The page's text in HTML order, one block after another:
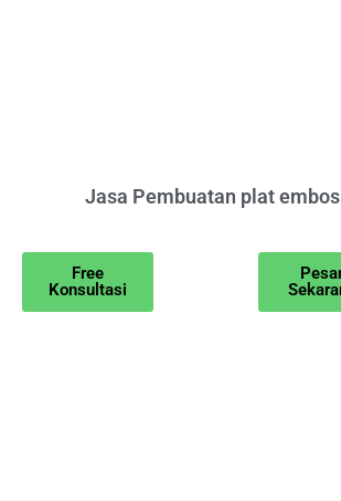
Jasa Pembuatan plat
Free
Konsultasi